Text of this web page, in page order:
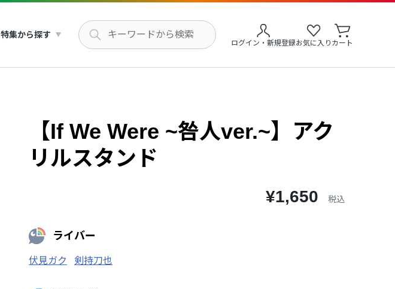
特集から探す
ログイン・新規登録お気に入り カート
【If We Were ~咎人ver.~】アク
リルスタンド
¥1,650 税込
ライバー
伏見ガク 剣持刀也